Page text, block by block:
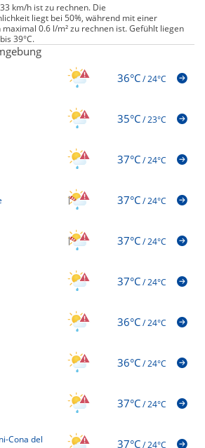
km/h ist zu rechnen. Die
liegt bei 50%, während mit einer
0.6 l/m² zu rechnen ist. Gefühlt liegen
39°C.
36°C/24°C
35°C/23°C
37°C/24°C
37°C/24°C
37°C/24°C
37°C/24°C
36°C/24°C
36°C/24°C
37°C/24°C
Cona del
37°C/24°C